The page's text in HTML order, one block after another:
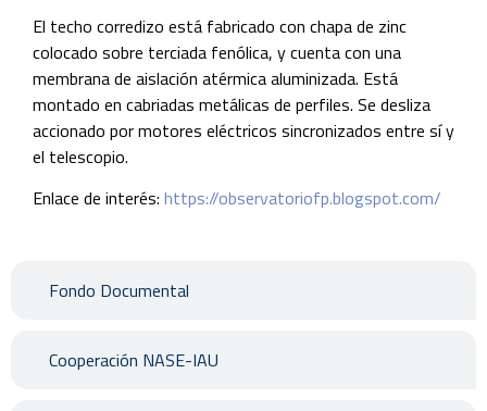
Fondo Documental
Cooperación NASE-IAU
El techo corredizo está fabricado con chapa de zinc
colocado sobre terciada fenólica, y cuenta con una
membrana de aislación atérmica aluminizada. Está
montado en cabriadas metálicas de perfiles. Se desliza
accionado por motores eléctricos sincronizados entre sí y
el telescopio.
Enlace de interés: https://observatoriofp.blogspot.com/